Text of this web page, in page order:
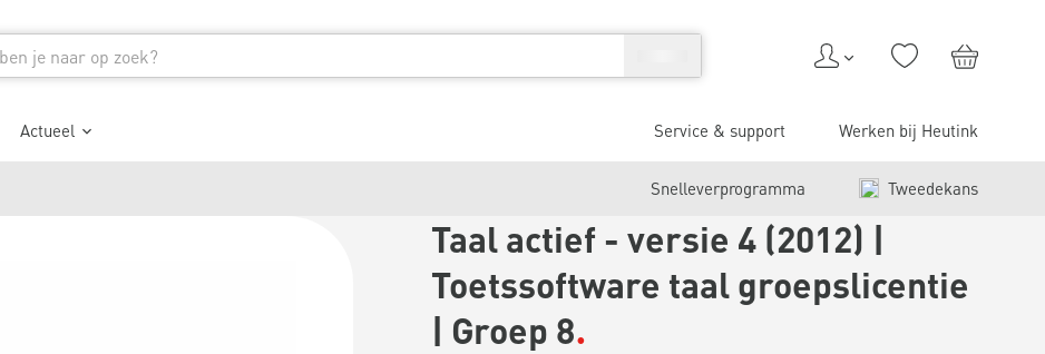
Actueel Service & support Werken bij Heutink
Snelleverprogramma Tweedekans
Taal actief - versie 4 (2012) |
Toetssoftware taal groepslicentie
| Groep 8